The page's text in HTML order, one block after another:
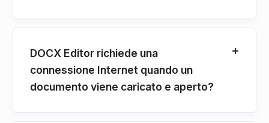
DOCX Editor richiede una
connessione Internet quando un
documento viene caricato e aperto?